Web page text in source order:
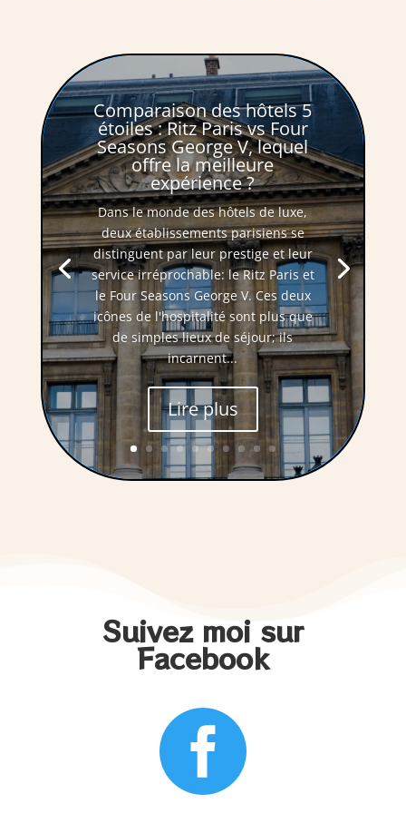
Comparaison des hôtels 5
étoiles : Ritz Paris vs Four
Seasons George V, lequel
offre la meilleure
expérience ?
Dans le monde des hôtels de luxe,
deux établissements parisiens se
distinguent par leur prestige et leur
service irréprochable: le Ritz Paris et
le Four Seasons George V. Ces deux
icônes de l'hospitalité sont plus que
de simples lieux de séjour; ils
incarnent...
Lire plus
Suivez moi sur
Facebook
